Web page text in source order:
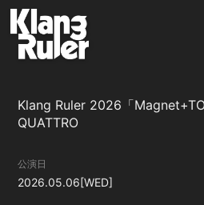
SCHEDULE
GOODS
Klang Ruler 2026「
QUATTRO
公演日
2026.05.06[WED]